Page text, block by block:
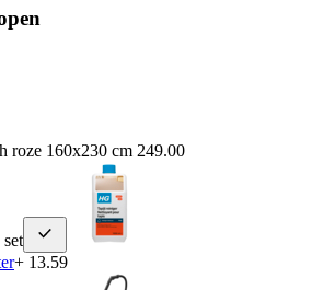
roze 160x230 cm 249.00
+ 13.59